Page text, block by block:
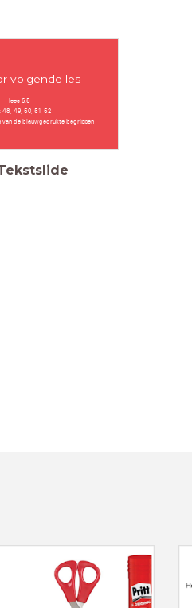
volgende les
lees 6.5
48, 49, 50, 51, 52
van de blauwgedrukte begrippen